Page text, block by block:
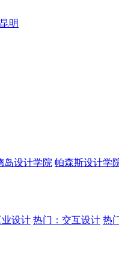
昆明
岛设计学院 帕森斯设计学
设计 热门：交互设计 热